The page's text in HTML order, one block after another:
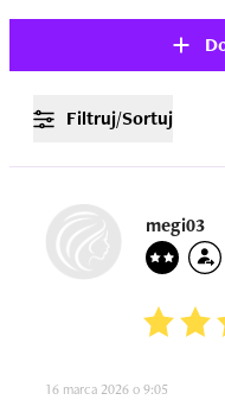
Filtruj/Sortuj
megi03
16 marca 2026 o 9:05